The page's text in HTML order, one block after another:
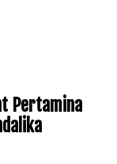
Pertamina